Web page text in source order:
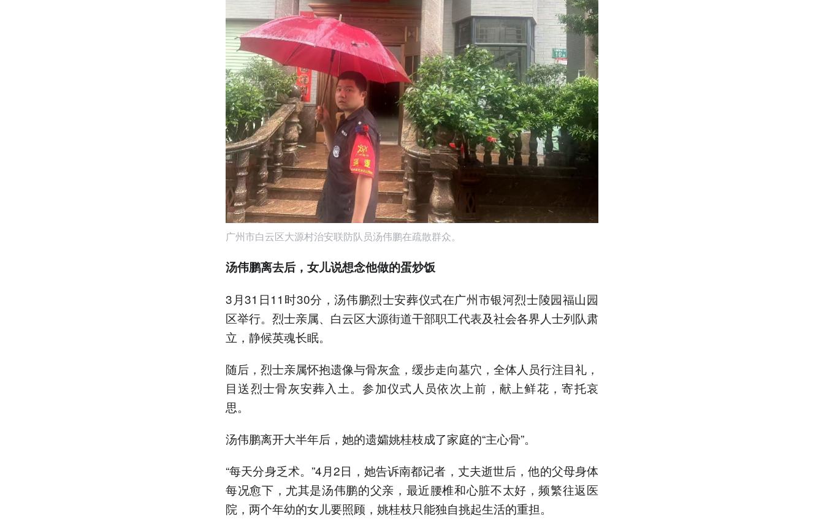
广州市白云区大源村治安联防队员汤伟鹏在疏散群众。
汤伟鹏离去后，女儿说想念他做的蛋炒饭
3月31日11时30分，汤伟鹏烈士安葬仪式在广州市银河烈士陵园福山园
区举行。烈士亲属、白云区大源街道干部职工代表及社会各界人士列队肃
立，静候英魂长眠。
随后，烈士亲属怀抱遗像与骨灰盒，缓步走向墓穴，全体人员行注目礼，
目送烈士骨灰安葬入土。参加仪式人员依次上前，献上鲜花，寄托哀
思。
汤伟鹏离开大半年后，她的遗孀姚桂枝成了家庭的“主心骨”。
“每天分身乏术。”4月2日，她告诉南都记者，丈夫逝世后，他的父母身体
每况愈下，尤其是汤伟鹏的父亲，最近腰椎和心脏不太好，频繁往返医
院，两个年幼的女儿要照顾，姚桂枝只能独自挑起生活的重担。